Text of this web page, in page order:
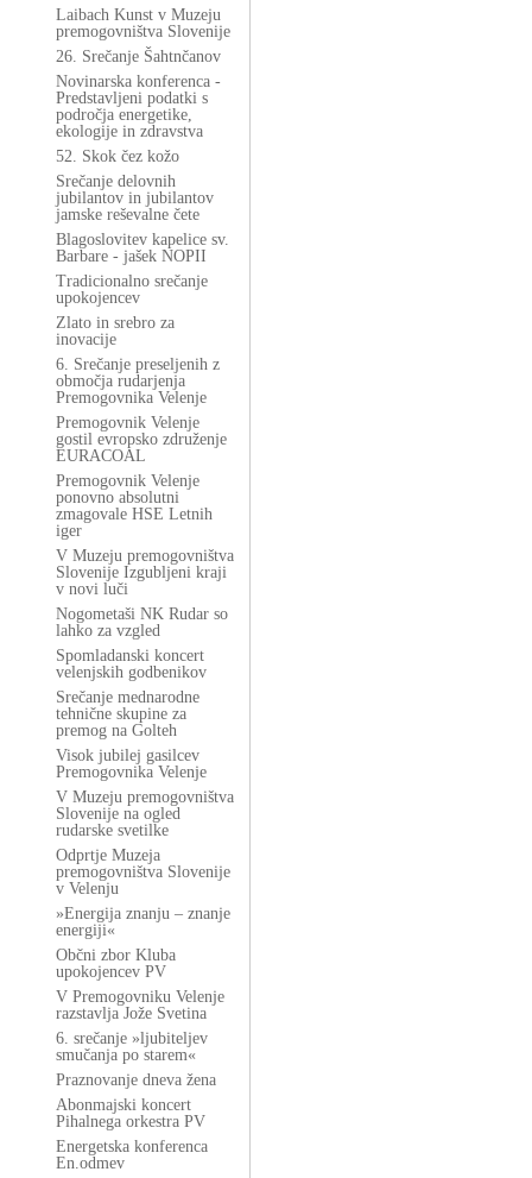
Laibach Kunst v Muzeju
premogovništva Slovenije
26. Srečanje Šahtnčanov
Novinarska konferenca -
Predstavljeni podatki s
področja energetike,
ekologije in zdravstva
52. Skok čez kožo
Srečanje delovnih
jubilantov in jubilantov
jamske reševalne čete
Blagoslovitev kapelice sv.
Barbare - jašek NOPII
Tradicionalno srečanje
upokojencev
Zlato in srebro za
inovacije
6. Srečanje preseljenih z
območja rudarjenja
Premogovnika Velenje
Premogovnik Velenje
gostil evropsko združenje
EURACOAL
Premogovnik Velenje
ponovno absolutni
zmagovale HSE Letnih
iger
V Muzeju premogovništva
Slovenije Izgubljeni kraji
v novi luči
Nogometaši NK Rudar so
lahko za vzgled
Spomladanski koncert
velenjskih godbenikov
Srečanje mednarodne
tehnične skupine za
premog na Golteh
Visok jubilej gasilcev
Premogovnika Velenje
V Muzeju premogovništva
Slovenije na ogled
rudarske svetilke
Odprtje Muzeja
premogovništva Slovenije
v Velenju
»Energija znanju – znanje
energiji«
Občni zbor Kluba
upokojencev PV
V Premogovniku Velenje
razstavlja Jože Svetina
6. srečanje »ljubiteljev
smučanja po starem«
Praznovanje dneva žena
Abonmajski koncert
Pihalnega orkestra PV
Energetska konferenca
En.odmev